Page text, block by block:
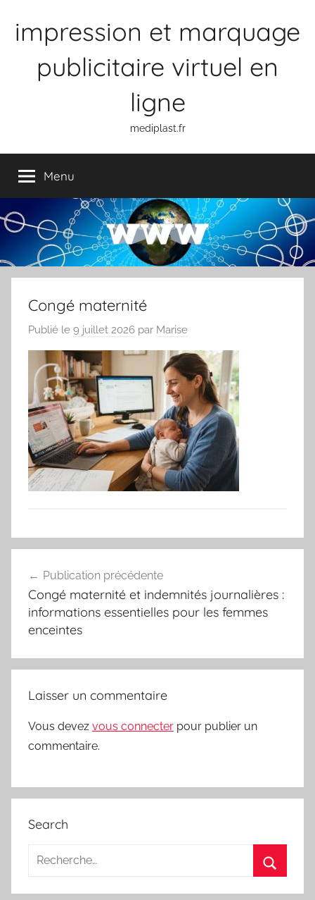
impression et marquage
publicitaire virtuel en
ligne
mediplast.fr
Menu
Congé maternité
Publié le 9 juillet 2026 par Marise
de
l’article
Publication précédente
Congé maternité et indemnités journalières :
informations essentielles pour les femmes
enceintes
Laisser un commentaire
Vous devez vous connecter pour publier un
commentaire.
Search
Recherche
: